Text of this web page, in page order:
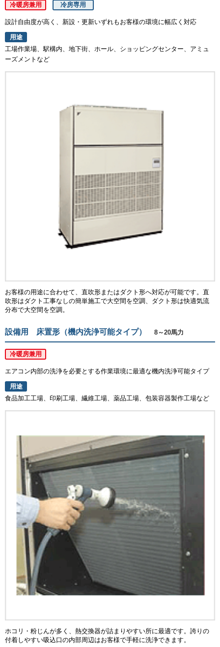
冷暖房兼用 冷房専用
設計自由度が高く、新設・更新いずれもお客様の環境に幅広く対応
用途
工場作業場、駅構内、地下街、ホール、ショッピングセンター、アミュ
ーズメントなど
お客様の用途に合わせて、直吹形またはダクト形へ対応が可能です。直
吹形はダクト工事なしの簡単施工で大空間を空調、ダクト形は快適気流
分布で大空間を空調。
設備用 床置形（機内洗浄可能タイプ） 8～20馬力
冷暖房兼用
エアコン内部の洗浄を必要とする作業環境に最適な機内洗浄可能タイプ
用途
食品加工工場、印刷工場、繊維工場、薬品工場、包装容器製作工場など
ホコリ・粉じんが多く、熱交換器が詰まりやすい所に最適です。誇りの
付着しやすい吸込口の内部周辺はお客様で手軽に洗浄できます。